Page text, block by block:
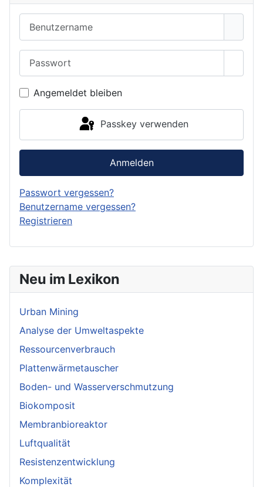
Neu im Lexikon
Urban Mining
Analyse der Umweltaspekte
Ressourcenverbrauch
Plattenwärmetauscher
Boden- und Wasserverschmutzung
Biokomposit
Membranbioreaktor
Luftqualität
Resistenzentwicklung
Komplexität
Angemeldet bleiben
Passkey verwenden
Anmelden
Passwort vergessen?
Benutzername vergessen?
Registrieren